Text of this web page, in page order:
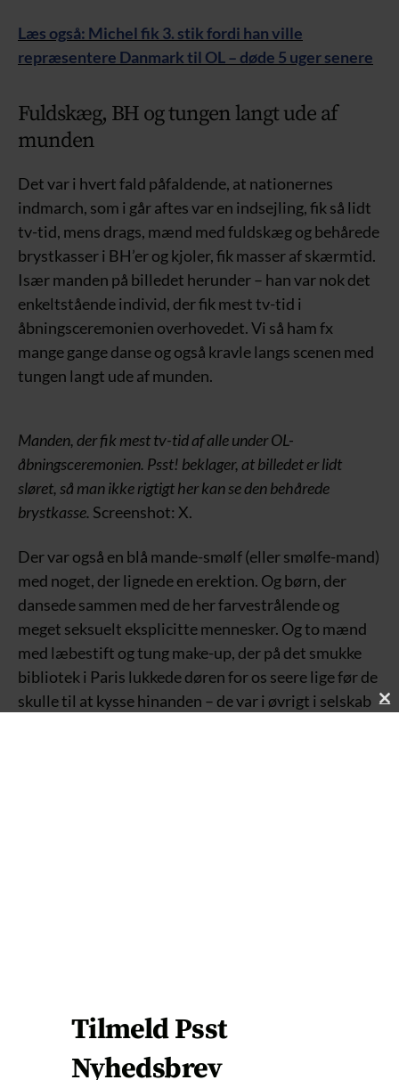
Læs også: Michel fik 3. stik fordi han ville
repræsentere Danmark til OL – døde 5 uger senere
Fuldskæg, BH og tungen langt ude af
munden
Det var i hvert fald påfaldende, at nationernes
indmarch, som i går aftes var en indsejling, fik så lidt
tv-tid, mens drags, mænd med fuldskæg og behårede
brystkasser i BH’er og kjoler, fik masser af skærmtid.
Især manden på billedet herunder – han var nok det
enkeltstående individ, der fik mest tv-tid i
åbningsceremonien overhovedet. Vi så ham fx
mange gange danse og også kravle langs scenen med
tungen langt ude af munden.
Manden, der fik mest tv-tid af alle under OL-
åbningsceremonien. Psst! beklager, at billedet er lidt
sløret, så man ikke rigtigt her kan se den behårede
brystkasse. Screenshot: X.
Der var også en blå mande-smølf (eller smølfe-mand)
med noget, der lignede en erektion. Og børn, der
dansede sammen med de her farvestrålende og
meget seksuelt eksplicitte mennesker. Og to mænd
med læbestift og tung make-up, der på det smukke
bibliotek i Paris lukkede døren for os seere lige før de
skulle til at kysse hinanden – de var i øvrigt i selskab
C
Tilmeld Psst
Nyhedsbrev